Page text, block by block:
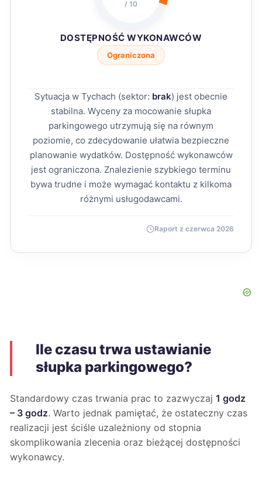
/ 10
DOSTĘPNOŚĆ WYKONAWCÓW
Ograniczona
Sytuacja w Tychach (sektor: brak) jest obecnie
stabilna. Wyceny za mocowanie słupka
parkingowego utrzymują się na równym
poziomie, co zdecydowanie ułatwia bezpieczne
planowanie wydatków. Dostępność wykonawców
jest ograniczona. Znalezienie szybkiego terminu
bywa trudne i może wymagać kontaktu z kilkoma
różnymi usługodawcami.
Raport z czerwca 2026
Ile czasu trwa ustawianie
słupka parkingowego?
Standardowy czas trwania prac to zazwyczaj 1 godz
– 3 godz. Warto jednak pamiętać, że ostateczny czas
realizacji jest ściśle uzależniony od stopnia
skomplikowania zlecenia oraz bieżącej dostępności
wykonawcy.